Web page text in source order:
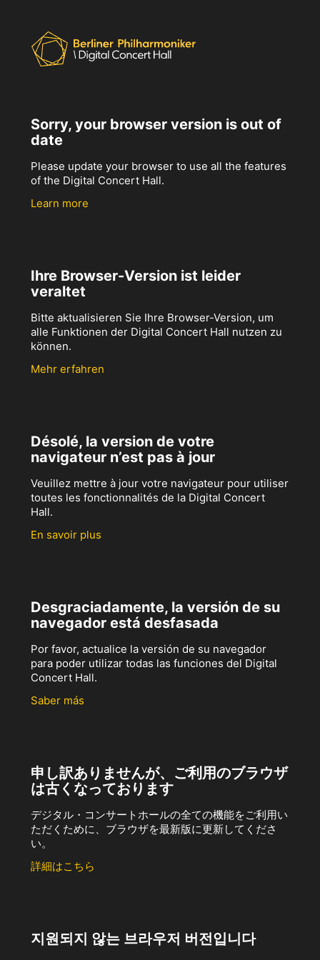
Sorry, your browser version is out of
date
Please update your browser to use all the features
of the Digital Concert Hall.
Learn more
Ihre Browser-Version ist leider
veraltet
Bitte aktualisieren Sie Ihre Browser-Version, um
alle Funktionen der Digital Concert Hall nutzen zu
können.
Mehr erfahren
Désolé, la version de votre
navigateur n’est pas à jour
Veuillez mettre à jour votre navigateur pour utiliser
toutes les fonctionnalités de la Digital Concert
Hall.
En savoir plus
Desgraciadamente, la versión de su
navegador está desfasada
Por favor, actualice la versión de su navegador
para poder utilizar todas las funciones del Digital
Concert Hall.
Saber más
申し訳ありませんが、ご利用のブラウザ
は古くなっております
デジタル・コンサートホールの全ての機能をご利用い
ただくために、ブラウザを最新版に更新してくださ
い。
詳細はこちら
지원되지 않는 브라우저 버전입니다